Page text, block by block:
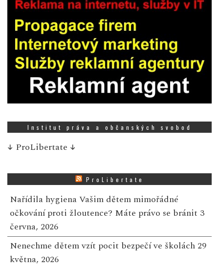
Institut práva a občanských svobod
↓ ProLibertate ↓
ProLibertate
Nařídila hygiena Vašim dětem mimořádné
očkování proti žloutence? Máte právo se bránit 3
června, 2026
Nenechme dětem vzít pocit bezpečí ve školách 29
května, 2026